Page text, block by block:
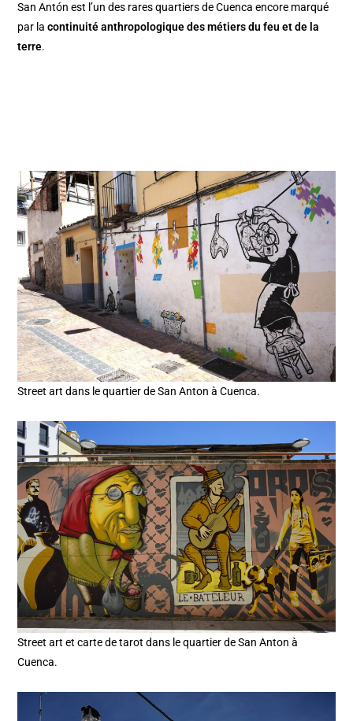
San Antón est l’un des rares quartiers de Cuenca encore marqué
par lacontinuité anthropologique des métiers du feu et de la
terre.
Street art dans le quartier de San Anton à Cuenca.
Street art et carte de tarot dans le quartier de San Anton à
Cuenca.